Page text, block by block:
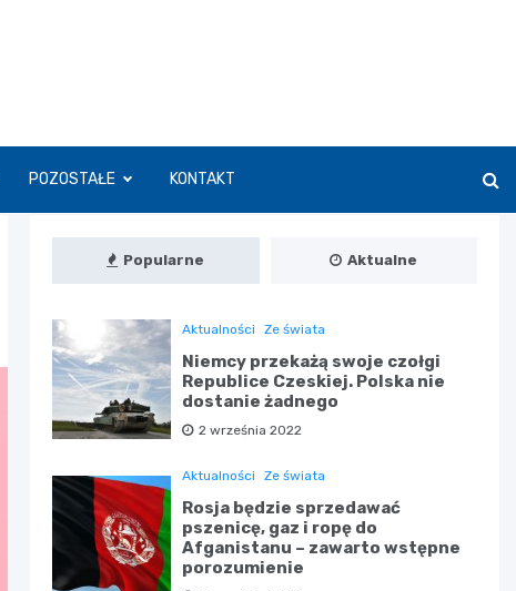
POZOSTAŁE KONTAKT
Popularne Aktualne
Aktualności Ze świata
Niemcy przekażą swoje czołgi
Republice Czeskiej. Polska nie
dostanie żadnego
2 września 2022
Aktualności Ze świata
Rosja będzie sprzedawać
pszenicę, gaz i ropę do
Afganistanu – zawarto wstępne
porozumienie